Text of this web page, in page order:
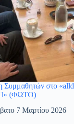
Συμμαθητών στο
(ΦΩΤΟ)
7 Μαρτίου 2026